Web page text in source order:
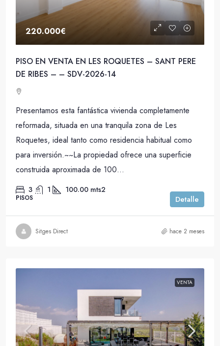
220.000€
PISO EN VENTA EN LES ROQUETES – SANT PERE
DE RIBES – – SDV-2026-14
Presentamos esta fantástica vivienda completamente
reformada, situada en una tranquila zona de Les
Roquetes, ideal tanto como residencia habitual como
para inversión.~~La propiedad ofrece una superficie
construida aproximada de 100...
3 1 100.00 mts2
PISOS Detalle
Sitges Direct hace 2 meses
VENTA